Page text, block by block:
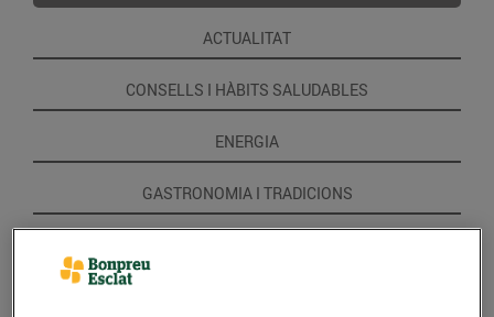
ACTUALITAT
CONSELLS I HÀBITS SALUDABLES
ENERGIA
GASTRONOMIA I TRADICIONS